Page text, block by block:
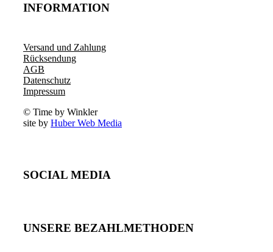
INFORMATION
Versand und Zahlung
Rücksendung
AGB
Datenschutz
Impressum
© Time by Winkler
site by Huber Web Media
SOCIAL MEDIA
UNSERE BEZAHLMETHODEN